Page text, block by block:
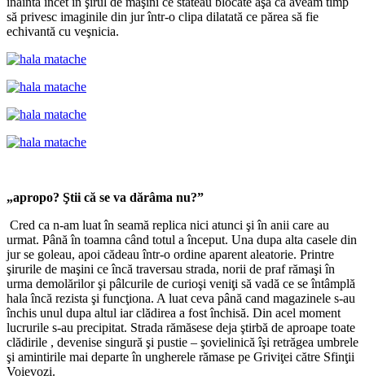
să privesc imaginile din jur într-o clipa dilatată ce părea să fie
echivantă cu veşnicia.
„apropo? Ştii că se va dărâma nu?”
Cred ca n-am luat în seamă replica nici atunci şi în anii care au
urmat. Până în toamna când totul a început. Una dupa alta casele din
jur se goleau, apoi cădeau într-o ordine aparent aleatorie. Printre
şirurile de maşini ce încă traversau strada, norii de praf rămaşi în
urma demolărilor şi pâlcurile de curioşi veniţi să vadă ce se întâmplă
hala încă rezista şi funcţiona. A luat ceva până cand magazinele s-au
închis unul dupa altul iar clădirea a fost închisă. Din acel moment
lucrurile s-au precipitat. Strada rămăsese deja ştirbă de aproape toate
clădirile , devenise singură şi pustie – şovielinică îşi retrăgea umbrele
şi amintirile mai departe în ungherele rămase pe Griviţei către Sfinţii
Voievozi.